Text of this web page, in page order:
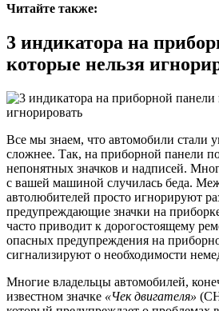
Читайте также:
3 индикатора на
которые нельзя
Все мы знаем, что автомобили стали
сложнее. Так, на приборной панели
непонятных значков и надписей.
с вашей машиной случилась беда.
автолюбителей просто игнорируют
предупреждающие значки на
часто приводит к дорогостоящему
опасных предупреждения на
сигнализируют о необходимости
Многие владельцы автомобилей,
известном значке «Чек двигателя»